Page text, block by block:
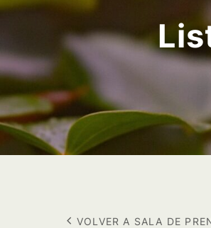
VOLVER A SALA DE